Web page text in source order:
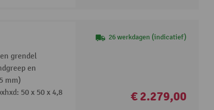
grendel
en
mm)
50 x 50 x 4,8
26 werkdagen (indicatief)
€ 2.279,00